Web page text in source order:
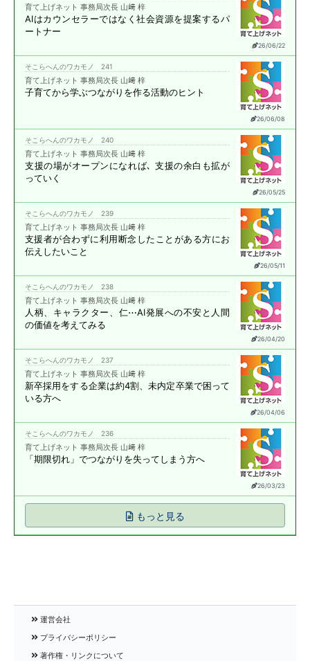
26/06/22
育て上げネット 事務局次長 山﨑 梓
AIはカウンセラーではなく社会資源を提案するパ
ートナー
26/06/08
そこらへんのワカモノ 241
育て上げネット 事務局次長 山﨑 梓
子育てから学ぶつながりを作る活動のヒント
26/05/25
そこらへんのワカモノ 240
育て上げネット 事務局次長 山﨑 梓
支援の場がオープンになれば､支援の余白も拡が
っていく
26/05/11
そこらへんのワカモノ 239
育て上げネット 事務局次長 山﨑 梓
支援者が合わずに利用断念したことがある方にお
伝えしたいこと
26/04/20
そこらへんのワカモノ 238
育て上げネット 事務局次長 山﨑 梓
人柄、キャラクター、仁⋯AI発展への不安と 人間
の価値を考えてみる
26/04/06
そこらへんのワカモノ 237
育て上げネット 事務局次長 山﨑 梓
新卒採用をする企業は約4割、未内定卒業で困って
いる方へ
26/03/23
そこらへんのワカモノ 236
育て上げネット 事務局次長 山﨑 梓
「期限切れ」でつながりを失ってしまう方へ
もっと見る
運営会社
プライバシーポリシー
著作権・リンクについて